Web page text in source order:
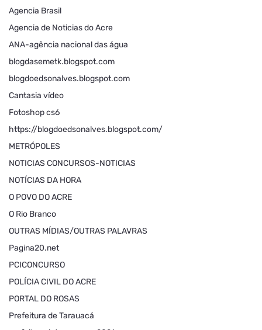
Agencia Brasil
Agencia de Noticias do Acre
ANA-agência nacional das água
blogdasemetk.blogspot.com
blogdoedsonalves.blogspot.com
Cantasia vídeo
Fotoshop cs6
https://blogdoedsonalves.blogspot.com/
METRÓPOLES
NOTICIAS CONCURSOS-NOTICIAS
NOTÍCIAS DA HORA
O POVO DO ACRE
O Rio Branco
OUTRAS MÍDIAS/OUTRAS PALAVRAS
Pagina20.net
PCICONCURSO
POLÍCIA CIVIL DO ACRE
PORTAL DO ROSAS
Prefeitura de Tarauacá